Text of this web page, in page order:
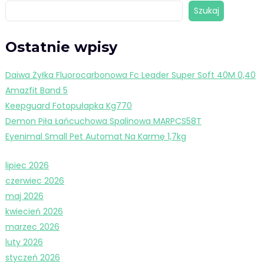
Szukaj
Ostatnie wpisy
Daiwa Żyłka Fluorocarbonowa Fc Leader Super Soft 40M 0,40
Amazfit Band 5
Keepguard Fotopułapka Kg770
Demon Piła Łańcuchowa Spalinowa MARPCS58T
Eyenimal Small Pet Automat Na Karmę 1,7kg
lipiec 2026
czerwiec 2026
maj 2026
kwiecień 2026
marzec 2026
luty 2026
styczeń 2026